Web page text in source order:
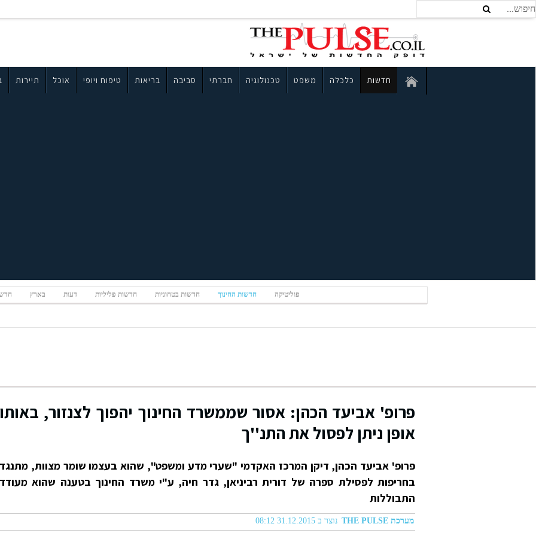
חדשות כלכלה משפט טכנולוגיה חברתי סביבה בריאות טיפוח ויופי אוכל תיירות
פוליטיקה חדשות החינוך חדשות בטחוניות חדשות פליליות דעות בארץ
פרופ' אביעד הכהן: אסור שממשרד החינוך יהפוך לצנזור, באותו
אופן ניתן לפסול את התנ''ך
פרופ' אביעד הכהן, דיקן המרכז האקדמי "שערי מדע ומשפט", שהוא בעצמו שומר מצוות, מתנגד
בחריפות לפסילת ספרה של דורית רביניאן, גדר חיה, ע"י משרד החינוך בטענה שהוא מעודד
התבוללות
מערכת THE PULSE נוצר ב 31.12.2015 08:12